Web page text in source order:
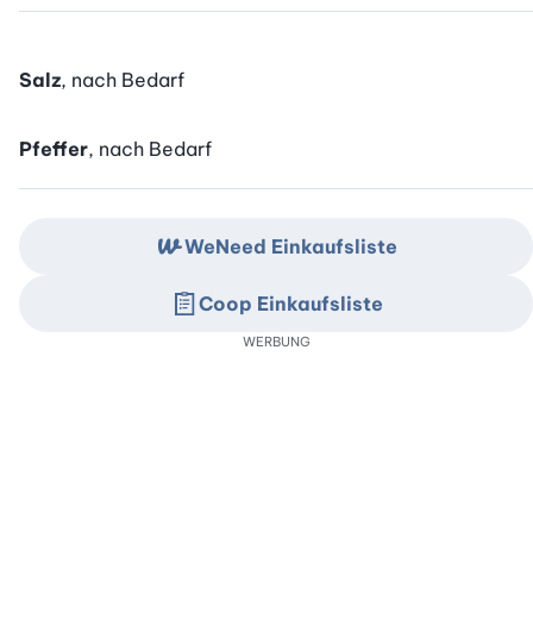
Salz, nach Bedarf
Pfeffer, nach Bedarf
WeNeed Einkaufsliste
Coop Einkaufsliste
WERBUNG